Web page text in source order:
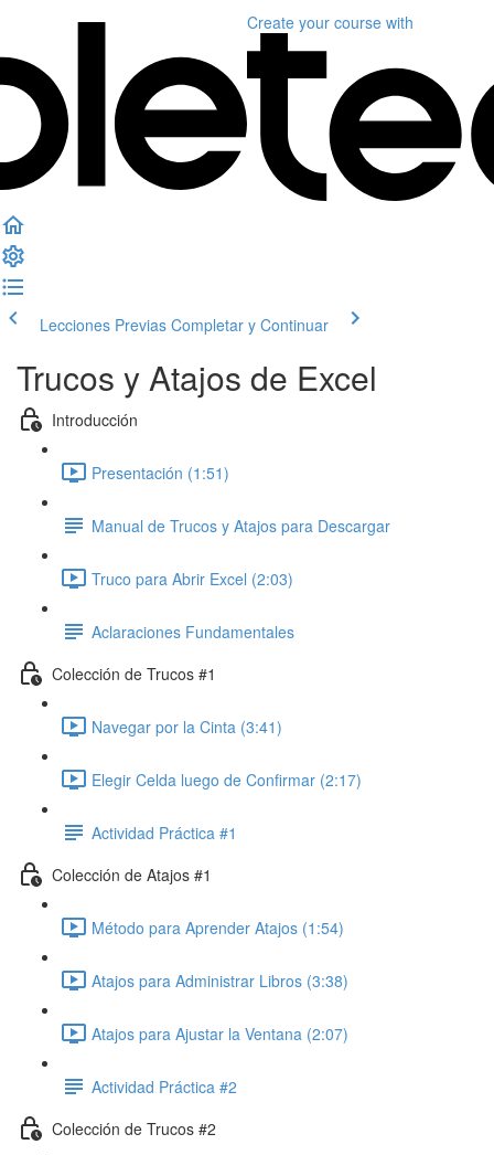
Create your course with
Lecciones Previas Completar y Continuar
Trucos y Atajos de Excel
Introducción
Presentación (1:51)
Manual de Trucos y Atajos para Descargar
Truco para Abrir Excel (2:03)
Aclaraciones Fundamentales
Colección de Trucos #1
Navegar por la Cinta (3:41)
Elegir Celda luego de Confirmar (2:17)
Actividad Práctica #1
Colección de Atajos #1
Método para Aprender Atajos (1:54)
Atajos para Administrar Libros (3:38)
Atajos para Ajustar la Ventana (2:07)
Actividad Práctica #2
Colección de Trucos #2